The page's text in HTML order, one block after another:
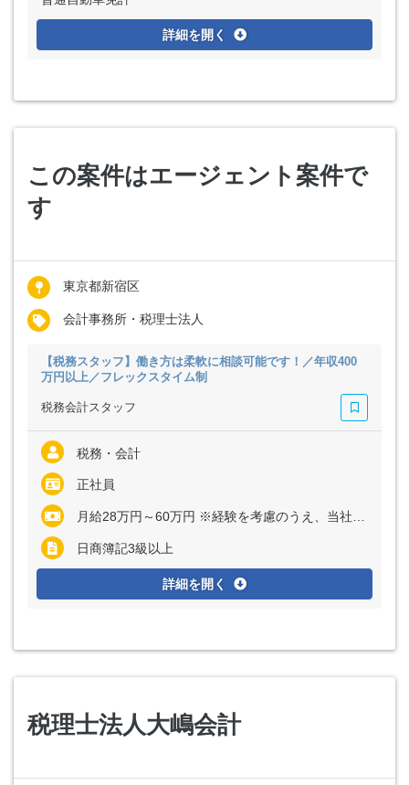
詳細を開く
この案件はエージェント案件で
す
東京都新宿区
会計事務所・税理士法人
【税務スタッフ】働き方は柔軟に相談可能です！／年収400
万円以上／フレックスタイム制
税務会計スタッフ
税務・会計
正社員
月給28万円～60万円 ※経験を考慮のうえ、当社規定により決定します（話し合いのうえ、前職の給与を上回るよう給与を決定します）
日商簿記3級以上
詳細を開く
税理士法人大嶋会計